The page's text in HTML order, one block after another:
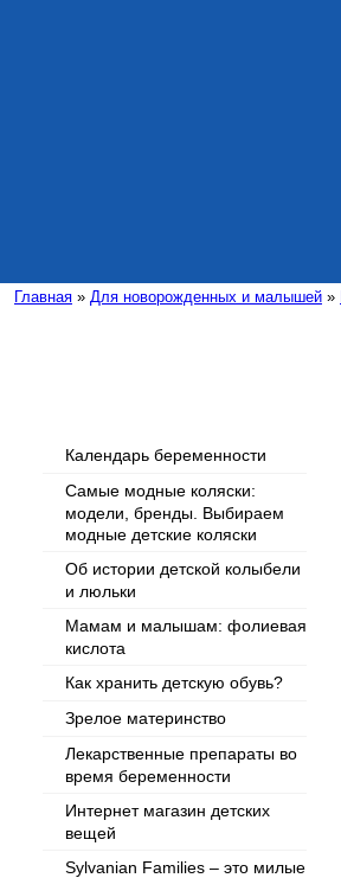
Главная » Для новорожденных и малышей »
Календарь беременности
Самые модные коляски:
модели, бренды. Выбираем
модные детские коляски
Об истории детской колыбели
и люльки
Мамам и малышам: фолиевая
кислота
Как хранить детскую обувь?
Зрелое материнство
Лекарственные препараты во
время беременности
Интернет магазин детских
вещей
Sylvanian Families – это милые